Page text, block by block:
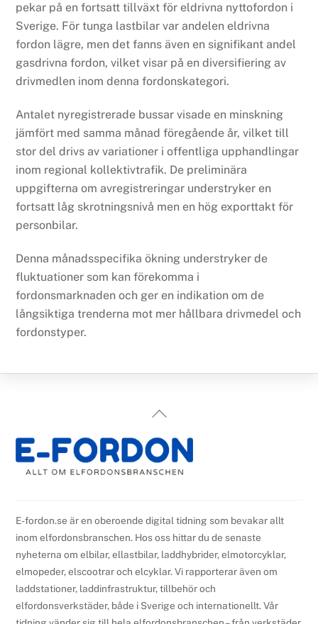
pekar på en fortsatt tillväxt för eldrivna nyttofordon i
Sverige. För tunga lastbilar var andelen eldrivna
fordon lägre, men det fanns även en signifikant andel
gasdrivna fordon, vilket visar på en diversifiering av
drivmedlen inom denna fordonskategori.
Antalet nyregistrerade bussar visade en minskning
jämfört med samma månad föregående år, vilket till
stor del drivs av variationer i offentliga upphandlingar
inom regional kollektivtrafik. De preliminära
uppgifterna om avregistreringar understryker en
fortsatt låg skrotningsnivå men en hög exporttakt för
personbilar.
Denna månadsspecifika ökning understryker de
fluktuationer som kan förekomma i
fordonsmarknaden och ger en indikation om de
långsiktiga trenderna mot mer hållbara drivmedel och
fordonstyper.
Back
Top
E-fordon.se är en oberoende digital tidning som bevakar allt
inom elfordonsbranschen. Hos oss hittar du de senaste
nyheterna om elbilar, ellastbilar, laddhybrider, elmotorcyklar,
elmopeder, elscootrar och elcyklar. Vi rapporterar även om
laddstationer, laddinfrastruktur, tillbehör och
elfordonsverkstäder, både i Sverige och internationellt. Vår